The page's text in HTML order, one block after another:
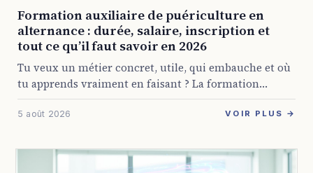
Formation auxiliaire de puériculture en
alternance : durée, salaire, inscription et
tout ce qu’il faut savoir en 2026
Tu veux un métier concret, utile, qui embauche et où
tu apprends vraiment en faisant ? La formation
auxiliaire de puériculture en alternance coche
beaucoup de cases pour pas mal ...
5 août 2026 VOIR PLUS →